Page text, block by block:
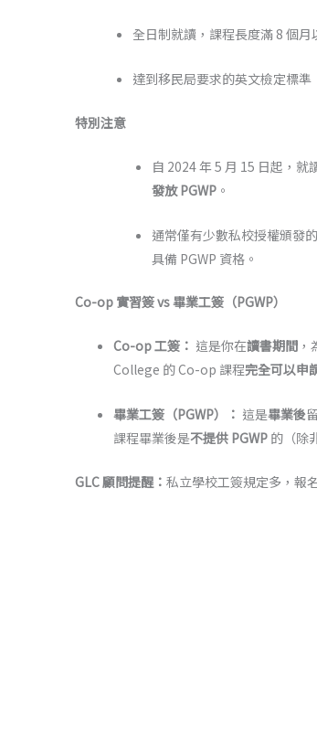
全日制就讀，課程長度滿 8 個月
達到移民局要求的英文檢定標準
特別注意
自 2024 年 5 月 15 日起，
發放 PGWP 。
通常僅有少數私校授權頒發
具備 PGWP 資格。
Co-op 實習簽 vs 畢業工簽（PGWP）
Co-op 工簽： 這是你在讀書期間
College 的 Co-op 課程完全可以申
畢業工簽（PGWP）： 這是畢業後
課程畢業後是不提供 PGWP 的（除
GLC 顧問提醒： 私立學校工簽規定多，報